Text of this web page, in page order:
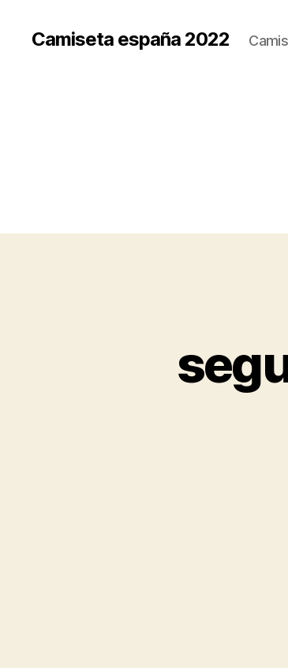
Camiseta españa 2022